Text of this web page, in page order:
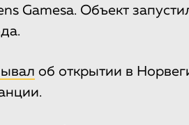
Gamesa. Объект
об открытии в